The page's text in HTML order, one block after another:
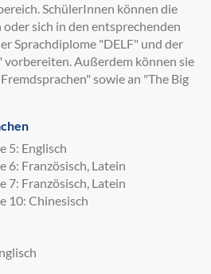
SchülerInnen können die
sich in den entsprechenden
Sprachdiplome "DELF" und der
Außerdem können sie
sowie an "The Big
5: Englisch
6: Französisch, Latein
7: Französisch, Latein
10: Chinesisch